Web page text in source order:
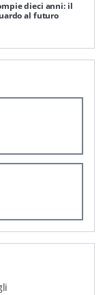
dieci anni: il
al futuro